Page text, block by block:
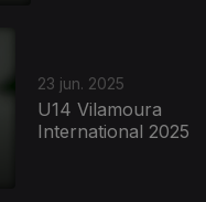
23 jun. 2025
U14 Vilamoura
International 2025